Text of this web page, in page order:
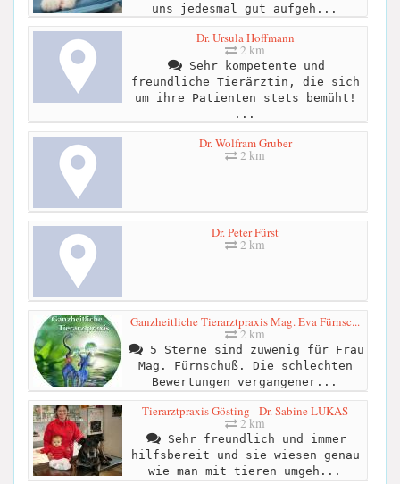
uns jedesmal gut aufgeh...
Dr. Ursula Hoffmann
2 km
Sehr kompetente und
freundliche Tierärztin, die sich
um ihre Patienten stets bemüht!
...
Dr. Wolfram Gruber
2 km
Dr. Peter Fürst
2 km
Ganzheitliche Tierarztpraxis Mag. Eva Fürnsc...
2 km
5 Sterne sind zuwenig für Frau
Mag. Fürnschuß. Die schlechten
Bewertungen vergangener...
Tierarztpraxis Gösting - Dr. Sabine LUKAS
2 km
Sehr freundlich und immer
hilfsbereit und sie wiesen genau
wie man mit tieren umgeh...